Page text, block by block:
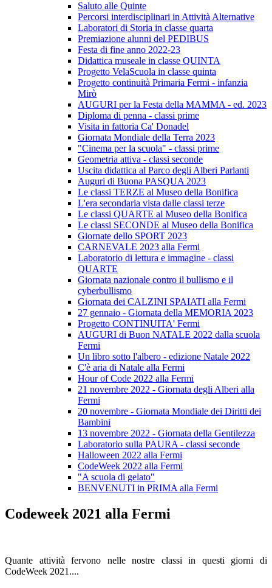
Saluto alle Quinte
Percorsi interdisciplinari in Attività Alternative
Laboratori di Storia in classe quarta
Premiazione alunni del PEDIBUS
Festa di fine anno 2022-23
Didattica museale in classe QUINTA
Progetto VelaScuola in classe quinta
Progetto continuità Primaria Fermi - infanzia
Mirò
AUGURI per la Festa della MAMMA - ed. 2023
Diploma di penna - classi prime
Visita in fattoria Ca' Donadel
Giornata Mondiale della Terra 2023
"Cinema per la scuola" - classi prime
Geometria attiva - classi seconde
Uscita didattica al Parco degli Alberi Parlanti
Auguri di Buona PASQUA 2023
Le classi TERZE al Museo della Bonifica
L'era secondaria vista dalle classi terze
Le classi QUARTE al Museo della Bonifica
Le classi SECONDE al Museo della Bonifica
Giornate dello SPORT 2023
CARNEVALE 2023 alla Fermi
Laboratorio di lettura e immagine - classi
QUARTE
Giornata nazionale contro il bullismo e il
cyberbullismo
Giornata dei CALZINI SPAIATI alla Fermi
27 gennaio - Giornata della MEMORIA 2023
Progetto CONTINUITA' Fermi
AUGURI di Buon NATALE 2022 dalla scuola
Fermi
Un libro sotto l'albero - edizione Natale 2022
C'è aria di Natale alla Fermi
Hour of Code 2022 alla Fermi
21 novembre 2022 - Giornata degli Alberi alla
Fermi
20 novembre - Giornata Mondiale dei Diritti dei
Bambini
13 novembre 2022 - Giornata della Gentilezza
Laboratorio sulla PAURA - classi seconde
Halloween 2022 alla Fermi
CodeWeek 2022 alla Fermi
"A scuola di gelato"
BENVENUTI in PRIMA alla Fermi
Codeweek 2021 alla Fermi
Quante attività fervono nelle nostre classi in questi giorni di
CodeWeek 2021....